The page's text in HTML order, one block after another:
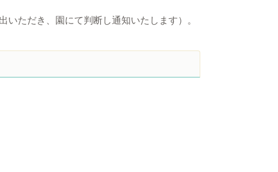
ただき、園にて判断し通知いたします）。